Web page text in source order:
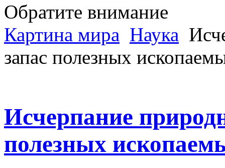
Обратите внимание
Картина мира Наука
запас полезных
Исчерпание
полезных